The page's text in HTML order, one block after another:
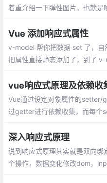
着重介绍一下弹性图片，也就是
Vue 添加响应式属性
v-model 帮你把数据 set 了，自
把属性直接静态添加了，到了
即使再用 set 也不能再劫持这个
vue响应式原理及依赖收
Vue通过设定对象属性的setter/
过getter进行依赖收集，而每个
深入响应式原理
说到响应式原理其实就是双向绑
个操作，数据变化修改dom，